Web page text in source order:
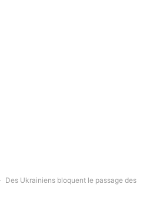
Des Ukrainiens bloquent le passage des